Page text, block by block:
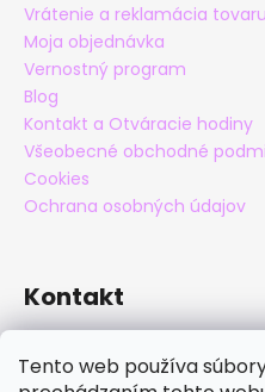
Tento web používa
Vrátenie a reklamácia tovaru
Moja objednávka
Vernostný program
Blog
Kontakt a Otváracie hodiny
Všeobecné obchodné
Cookies
Ochrana osobných údajov
Kontakt
+421 905 838 706